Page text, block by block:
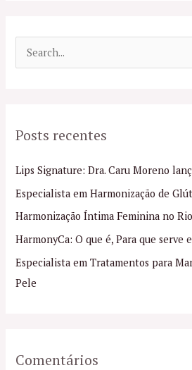
u
s
a
r
p
o
r
Posts recentes
Lips Signature: Dra. Caru Moreno
Especialista em Harmonização de
Harmonização Íntima Feminina no
HarmonyCa: O que é, Para que serve
Especialista em Tratamentos para
Pele
Comentários